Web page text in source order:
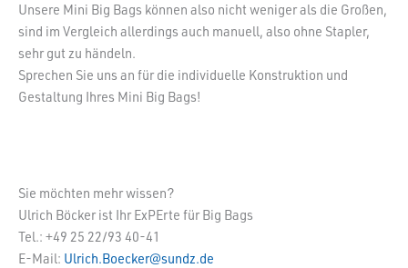
Unsere Mini Big Bags können also nicht weniger als die Großen,
sind im Vergleich allerdings auch manuell, also ohne Stapler,
sehr gut zu händeln.
Sprechen Sie uns an für die individuelle Konstruktion und
Gestaltung Ihres Mini Big Bags!
Sie möchten mehr wissen?
Ulrich Böcker ist Ihr ExPErte für Big Bags
Tel.: +49 25 22/93 40-41
E-Mail: Ulrich.Boecker@sundz.de